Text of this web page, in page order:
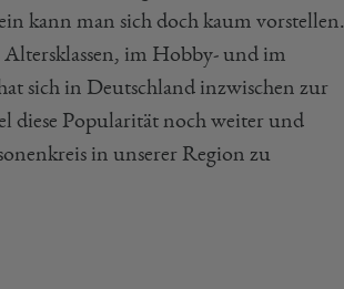
kann man sich doch kaum vorstellen.
im Hobby- und im
sich in Deutschland inzwischen zur
diese Popularität noch weiter und
in unserer Region zu